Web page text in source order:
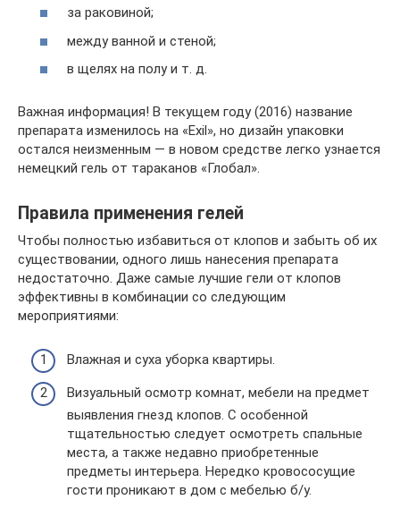
за раковиной;
между ванной и стеной;
в щелях на полу и т. д.
Важная информация! В текущем году (2016) название
препарата изменилось на «Exil», но дизайн упаковки
остался неизменным — в новом средстве легко узнается
немецкий гель от тараканов «Глобал».
Правила применения гелей
Чтобы полностью избавиться от клопов и забыть об их
существовании, одного лишь нанесения препарата
недостаточно. Даже самые лучшие гели от клопов
эффективны в комбинации со следующим
мероприятиями:
Влажная и суха уборка квартиры.
Визуальный осмотр комнат, мебели на предмет
выявления гнезд клопов. С особенной
тщательностью следует осмотреть спальные
места, а также недавно приобретенные
предметы интерьера. Нередко кровососущие
гости проникают в дом с мебелью б/у.